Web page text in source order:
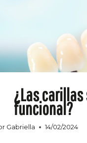
¿Las
funcional?
Gabriella 14/02/2024